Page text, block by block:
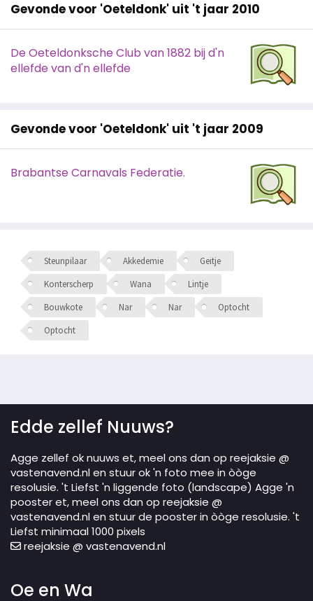
Gevonde voor 'Oeteldonk' uit 't jaar 2010
De Oeteldonksche Club van 1882 bij d'n
ellefde van d'n ellefde
Gevonde voor 'Oeteldonk' uit 't jaar 2009
Brabantse Carnavals Federatie.
Steunpilaar Akkedemie
Geitje
Konterscherp
Wana
Lintje
Bouwkote
Nar Nar
Optocht
Optocht
Edde zellef Nuuws?
Agge zellef ok nuuws et, meel ons dan op reejaksie @
vastenavend.nl en stuur ok 'n foto mee in òòge
resolusie. 't Liefst 'n liggende foto (landscape) Agge 'n
pooster et, meel ons dan op reejaksie @
vastenavend.nl en stuur de pooster in òòge resolusie. 't
Liefst minimaal 1000 pixels
reejaksie @ vastenavend.nl
Oe en Wa